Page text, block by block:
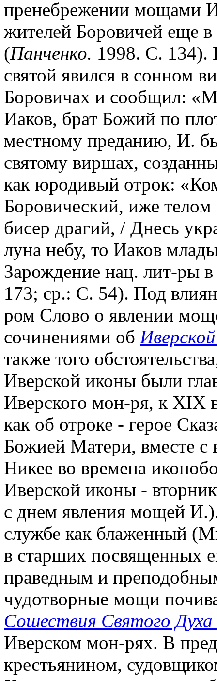
пренебрежении мощами
жителей Боровичей еще
(Панченко. 1998. С. 134).
святой явился в сонном
Боровичах и сообщил:
Иаков, брат Божий по
местному преданию, И.
святому виршах,
как юродивый отрок:
Боровический, иже
бисер драгий, / Днесь
луна небу, то Иаков
Зарождение нац. лит-ры
173; ср.: С. 54). Под
ром Слово о явлении
сочинениями об
также того
Иверской иконы были
Иверского мон-ря, к XIX
как об отроке - герое
Божией Матери, вместе с
Никее во времена
Иверской иконы -
с днем явления мощей
службе как блаженный
в старших посвященных
праведным и
чудотворные мощи
Сошествия Святого Духа
Иверском мон-рях. В
крестьянином,